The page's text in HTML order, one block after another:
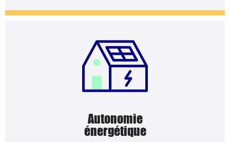
Autonomie
énergétique